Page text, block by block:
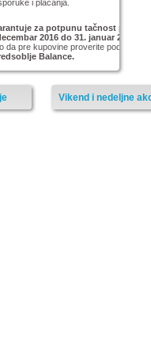
i plaćanja.
za potpunu tačnost
2016 do 31. januar 2017
da pre kupovine proverite podatke na
Balance.
Vikend i nedeljne